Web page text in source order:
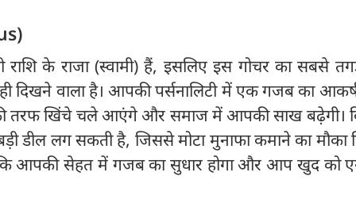
के राजा (स्वामी) हैं, इसलिए इस गोचर का सबसे
दिखने वाला है। आपकी पर्सनालिटी में एक गजब का
तरफ खिंचे चले आएंगे और समाज में आपकी साख बढ़ेगी।
डील लग सकती है, जिससे मोटा मुनाफा कमाने का मौका
आपकी सेहत में गजब का सुधार होगा और आप खुद को